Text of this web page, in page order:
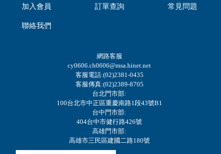
加入會員 訂單查詢 常見問題
聯絡我們
網路客服
cy0606.ch0606@msa.hinet.net
客服電話:(02)2381-0435
客服傳真:(02)2389-8705
台北門市部:
100台北市中正區重慶南路1段43號B1
台中門市部:
404台中市健行路426號
高雄門市部:
高雄市三民區建國二路180號